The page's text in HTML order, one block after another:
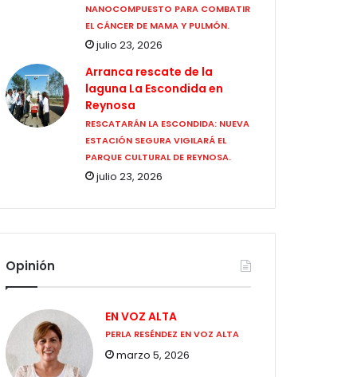
NANOCOMPUESTO PARA COMBATIR
EL CÁNCER DE MAMA Y PULMÓN.
julio 23, 2026
Arranca rescate de la
laguna La Escondida en
Reynosa
RESCATARÁN LA ESCONDIDA: NUEVA
ESTACIÓN SEGURA VIGILARÁ EL
PARQUE CULTURAL DE REYNOSA.
julio 23, 2026
Opinión
EN VOZ ALTA
PERLA RESÉNDEZ EN VOZ ALTA
marzo 5, 2026